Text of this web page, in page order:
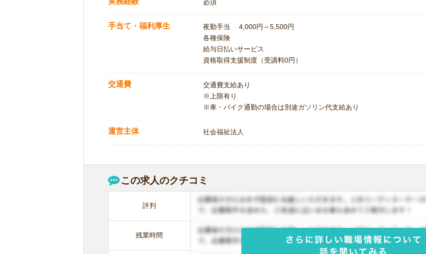
必須
手当て・福利厚生
夜勤手当 4,000円～5,500円
各種保険
給与日払いサービス
資格取得支援制度（受講料0円）
交通費
交通費支給あり
※上限有り
※車・バイク通勤の場合は別途ガソリン代支給あり
運営主体 社会福祉法人
この求人のクチコミ
評判
残業時間